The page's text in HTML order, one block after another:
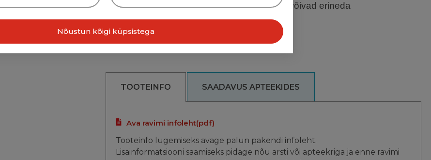
Hinnad e-apteegis ja tavaapteekides võivad erineda
TOOTEINFO SAADAVUS APTEEKIDES
Ava ravimi infoleht(pdf)
Tooteinfo lugemiseks avage palun pakendi infoleht.
Lisainformatsiooni saamiseks pidage nõu arsti või apteekriga ja enne ravimi
Nõustun kõigi küpsistega